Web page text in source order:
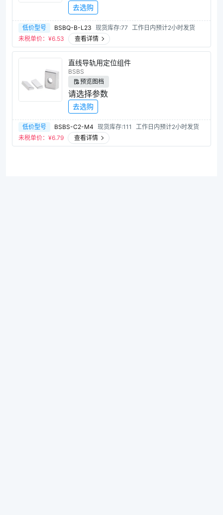
去选购
低价型号 BSBQ-B-L23 现货库存:77 工作日内预计2小时发货
未税单价：¥6.53 查看详情
直线导轨用定位组件
BSBS
预览图档
请选择参数
去选购
低价型号 BSBS-C2-M4 现货库存:111
工作日内预计2小时发货
未税单价：¥6.79 查看详情